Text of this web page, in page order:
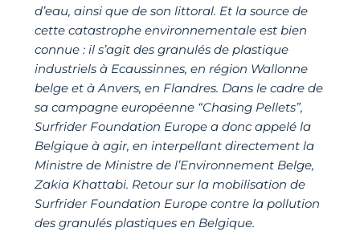
d’eau, ainsi que de son littoral. Et la source de
cette catastrophe environnementale est bien
connue : il s’agit des granulés de plastique
industriels à Ecaussinnes, en région Wallonne
belge et à Anvers, en Flandres. Dans le cadre de
sa campagne européenne “Chasing Pellets”,
Surfrider Foundation Europe a donc appelé la
Belgique à agir, en interpellant directement la
Ministre de Ministre de l’Environnement Belge,
Zakia Khattabi. Retour sur la mobilisation de
Surfrider Foundation Europe contre la pollution
des granulés plastiques en Belgique.